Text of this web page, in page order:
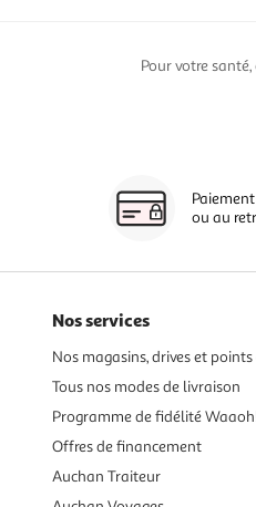
Pour votre
ou au
Nos services
Nos magasins, drives et
Tous nos modes de livraison
Programme de fidélité
Offres de financement
Auchan Traiteur